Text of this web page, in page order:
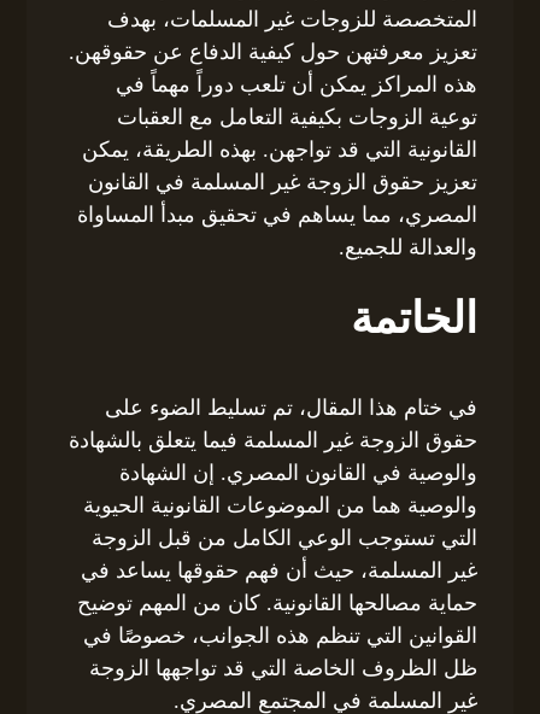
المتخصصة للزوجات غير المسلمات، بهدف
تعزيز معرفتهن حول كيفية الدفاع عن حقوقهن.
هذه المراكز يمكن أن تلعب دوراً مهماً في
توعية الزوجات بكيفية التعامل مع العقبات
القانونية التي قد تواجهن. بهذه الطريقة، يمكن
تعزيز حقوق الزوجة غير المسلمة في القانون
المصري، مما يساهم في تحقيق مبدأ المساواة
والعدالة للجميع.
الخاتمة
في ختام هذا المقال، تم تسليط الضوء على
حقوق الزوجة غير المسلمة فيما يتعلق بالشهادة
والوصية في القانون المصري. إن الشهادة
والوصية هما من الموضوعات القانونية الحيوية
التي تستوجب الوعي الكامل من قبل الزوجة
غير المسلمة، حيث أن فهم حقوقها يساعد في
حماية مصالحها القانونية. كان من المهم توضيح
القوانين التي تنظم هذه الجوانب، خصوصًا في
ظل الظروف الخاصة التي قد تواجهها الزوجة
غير المسلمة في المجتمع المصري.